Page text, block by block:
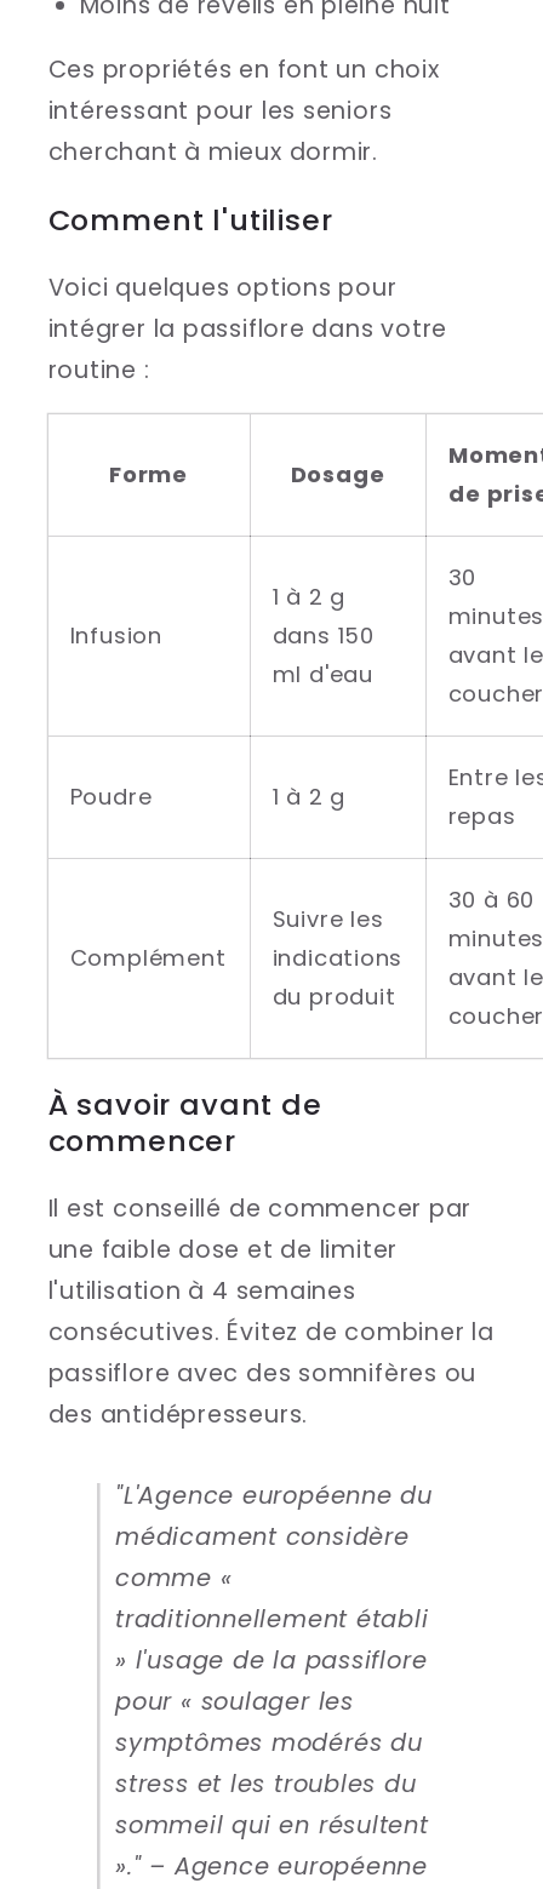
Ces propriétés en font un choix
intéressant pour les seniors
cherchant à mieux dormir.
Comment l'utiliser
Voici quelques options pour
intégrer la passiflore dans votre
routine :
Forme Dosage
de
Infusion
1 à 2 g
dans 150
ml d'eau
30
avant le
Poudre 1 à 2 g
Entre
repas
Complément
Suivre les
indications
du produit
30 à 60
avant le
À savoir avant de
commencer
Il est conseillé de commencer par
une faible dose et de limiter
l'utilisation à 4 semaines
consécutives. Évitez de combiner la
passiflore avec des somnifères ou
des antidépresseurs.
"L'Agence européenne du
médicament considère
comme «
traditionnellement établi
» l'usage de la passiflore
pour « soulager les
symptômes modérés du
stress et les troubles du
sommeil qui en résultent
»." – Agence européenne